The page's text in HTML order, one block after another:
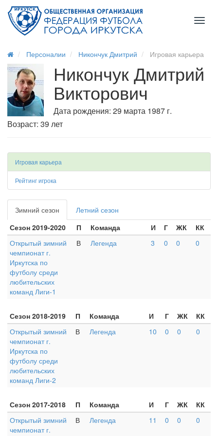
Персоналии Никончук Дмитрий Игровая карьера
Никончук Дмитрий
Викторович
Дата рождения: 29 марта 1987 г.
Возраст: 39 лет
Игровая карьера
Рейтинг игрока
Зимний сезон
Летний сезон
Сезон 2019-2020
П Команда И Г ЖК
КК
Открытый зимний
чемпионат г.
Иркутска по
футболу среди
любительских
команд Лиги-1
В Легенда 3 0 0 0
Сезон 2018-2019 П Команда И Г ЖК
КК
Открытый зимний
чемпионат г.
Иркутска по
футболу среди
любительских
команд Лиги-2
В Легенда 10 0 0 0
Сезон 2017-2018 П Команда И Г ЖК
КК
Открытый зимний
чемпионат г.
В Легенда 11 0 0 0